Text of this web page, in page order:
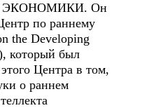
Он
по раннему
the Developing
который был
Центра в том,
о раннем